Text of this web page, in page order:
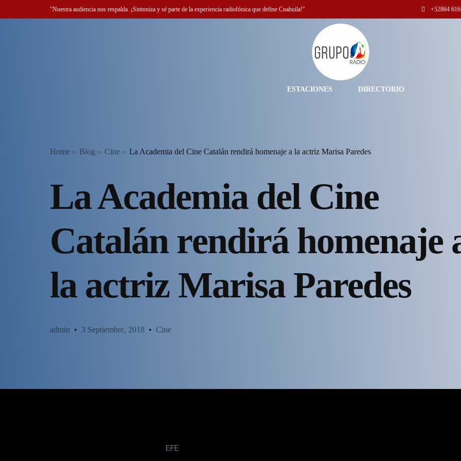
"Nuestra audiencia nos respalda. ¡Sintoniza y sé parte de la experiencia radiofónica que define Coahuila!" +52864
ESTACIONES DIRECTORIO
Home Blog Cine La Academia del Cine Catalán rendirá homenaje a la actriz Marisa Paredes
La Academia del Cine
Catalán rendirá homenaje
la actriz Marisa Paredes
admin 3 Septiembre, 2018 Cine
EFE